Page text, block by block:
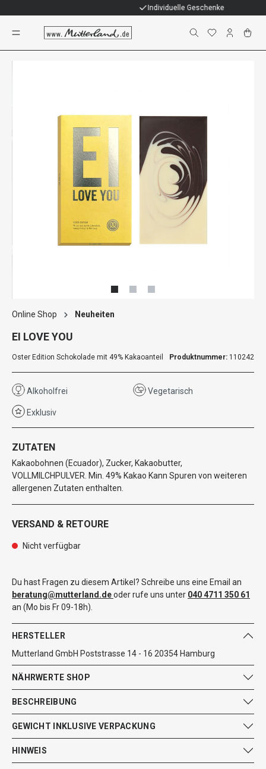
Individuelle Geschenke
Online Shop Neuheiten
EI LOVE YOU
Oster Edition Schokolade mit 49% Kakaoanteil Produktnummer: 110242
Alkoholfrei Vegetarisch
Exklusiv
ZUTATEN
Kakaobohnen (Ecuador), Zucker, Kakaobutter,
VOLLMILCHPULVER. Min. 49% Kakao Kann Spuren von weiteren
allergenen Zutaten enthalten.
VERSAND & RETOURE
Nicht verfügbar
Du hast Fragen zu diesem Artikel? Schreibe uns eine Email an
beratung@mutterland.deoder rufe uns unter 040 4711 350 61
an (Mo bis Fr 09-18h).
HERSTELLER
Mutterland GmbH Poststrasse 14 - 16 20354 Hamburg
NÄHRWERTE SHOP
BESCHREIBUNG
GEWICHT INKLUSIVE VERPACKUNG
HINWEIS